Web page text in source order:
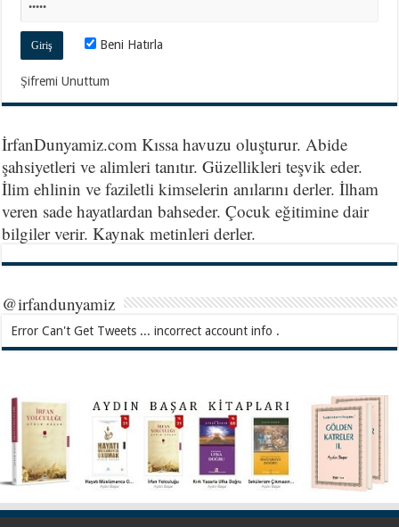
Beni Hatırla
Şifremi Unuttum
İrfanDunyamiz.com Kıssa havuzu oluşturur. Abide
şahsiyetleri ve alimleri tanıtır. Güzellikleri teşvik eder.
İlim ehlinin ve faziletli kimselerin anılarını derler. İlham
veren sade hayatlardan bahseder. Çocuk eğitimine dair
bilgiler verir. Kaynak metinleri derler.
@irfandunyamiz
Error Can't Get Tweets ... incorrect account info .